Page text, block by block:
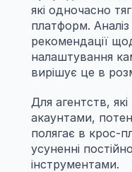
які одночасно
платформ.
рекомендації
налаштування
вирішує це в
Для агентств,
акаунтами,
полягає в крос-
усуненні
інструментами.